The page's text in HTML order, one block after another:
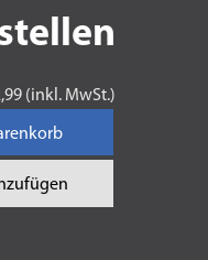
(inkl. MwSt.)